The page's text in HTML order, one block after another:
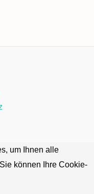
um Ihnen alle
können Ihre Cookie-